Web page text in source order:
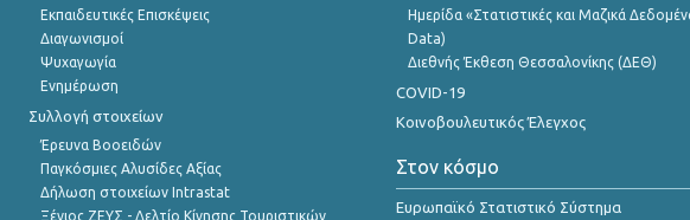
Εκπαιδευτικές Επισκέψεις
Διαγωνισμοί
Ψυχαγωγία
Ενημέρωση
Συλλογή στοιχείων
Έρευνα Βοοειδών
Παγκόσμιες Αλυσίδες Αξίας
Δήλωση στοιχείων Intrastat
Ξένιος ΖΕΥΣ - Δελτίο Κίνησης Τουριστικών
Ημερίδα «Στατιστικές και Μαζικά
Data)
Διεθνής Έκθεση Θεσσαλονίκης (ΔΕΘ)
COVID-19
Κοινοβουλευτικός Έλεγχος
Στον κόσμο
Ευρωπαϊκό Στατιστικό Σύστημα